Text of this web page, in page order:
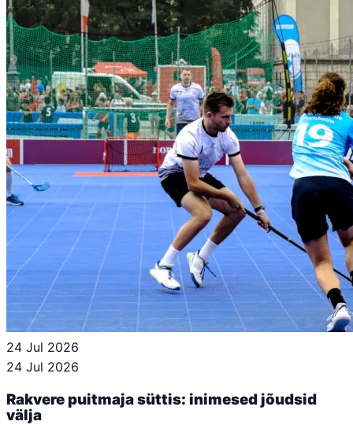
24 Jul 2026
24 Jul 2026
Rakvere puitmaja süttis: inimesed jõudsid
välja